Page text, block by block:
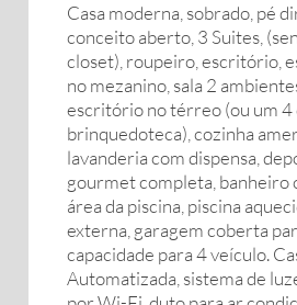
Casa moderna, sobrado, pé
conceito aberto, 3 Suites,
closet), roupeiro, escritório,
no mezanino, sala 2
escritório no térreo (ou um 4
brinquedoteca), cozinha
lavanderia com dispensa,
gourmet completa, banheiro
área da piscina, piscina
externa, garagem coberta
capacidade para 4 veículo.
Automatizada, sistema de